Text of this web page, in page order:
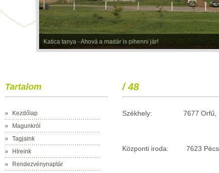
Katica tanya - Ahová a madár is pihenni jár!
Tartalom
»
Kezdőlap
»
Magunkról
»
Tagjaink
»
Híreink
»
Rendezvénynaptár
/ 48
Székhely: 7677 Orfű,
Központi iroda: 7623